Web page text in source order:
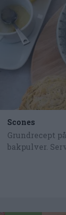
Scones
Grundrecept
bakpulver.